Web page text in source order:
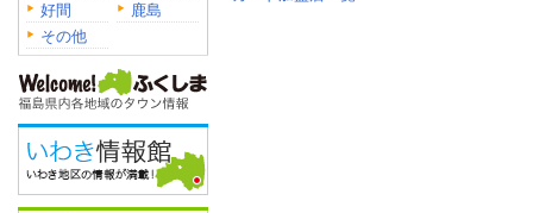
好間
鹿島
その他